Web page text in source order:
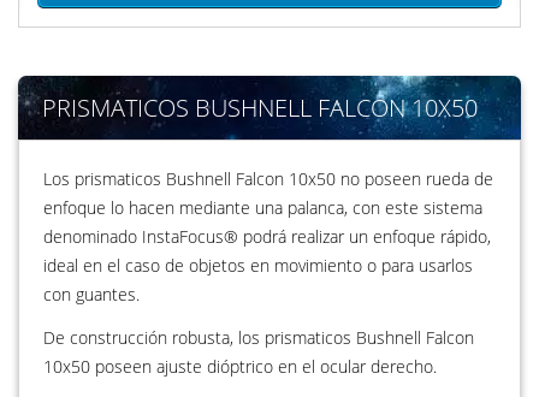
PRISMATICOS BUSHNELL FALCON 10X50
Los prismaticos Bushnell Falcon 10x50 no poseen rueda de
enfoque lo hacen mediante una palanca, con este sistema
denominado InstaFocus® podrá realizar un enfoque rápido,
ideal en el caso de objetos en movimiento o para usarlos
con guantes.
De construcción robusta, los prismaticos Bushnell Falcon
10x50 poseen ajuste dióptrico en el ocular derecho.